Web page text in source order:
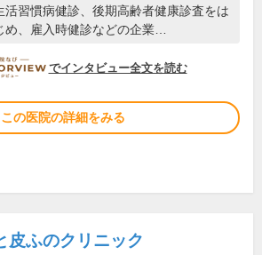
活習慣病健診、後期高齢者健康診査をは
め、雇入時健診などの企業…
DOCTORVIEW
でインタビュー全文を読む
この医院の詳細をみる
皮ふのクリニック